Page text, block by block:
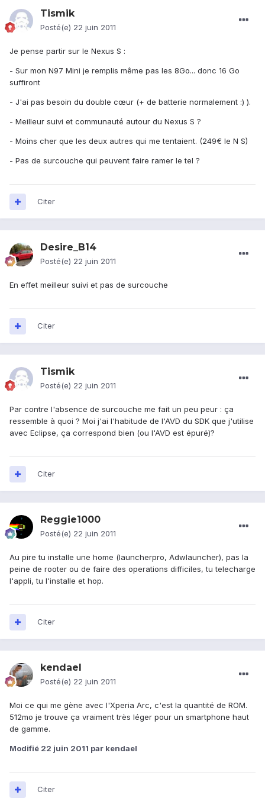
Tismik
Posté(e) 22 juin 2011
Je pense partir sur le Nexus S :
- Sur mon N97 Mini je remplis même pas les 8Go... donc 16 Go
suffiront
- J'ai pas besoin du double cœur (+ de batterie normalement :) ).
- Meilleur suivi et communauté autour du Nexus S ?
- Moins cher que les deux autres qui me tentaient. (249€ le N S)
- Pas de surcouche qui peuvent faire ramer le tel ?
Citer
Desire_B14
Posté(e) 22 juin 2011
En effet meilleur suivi et pas de surcouche
Citer
Tismik
Posté(e) 22 juin 2011
Par contre l'absence de surcouche me fait un peu peur : ça
ressemble à quoi ? Moi j'ai l'habitude de l'AVD du SDK que j'utilise
avec Eclipse, ça correspond bien (ou l'AVD est épuré)?
Citer
Reggie1000
Posté(e) 22 juin 2011
Au pire tu installe une home (launcherpro, Adwlauncher), pas la
peine de rooter ou de faire des operations difficiles, tu telecharge
l'appli, tu l'installe et hop.
Citer
kendael
Posté(e) 22 juin 2011
Moi ce qui me gène avec l'Xperia Arc, c'est la quantité de ROM.
512mo je trouve ça vraiment très léger pour un smartphone haut
de gamme.
Modifié 22 juin 2011 par kendael
Citer